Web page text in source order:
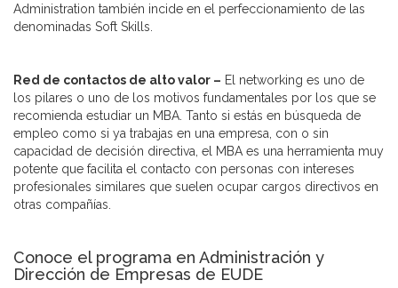
Administration también incide en el perfeccionamiento de las
denominadas Soft Skills.
Red de contactos de alto valor – El networking es uno de
los pilares o uno de los motivos fundamentales por los que se
recomienda estudiar un MBA. Tanto si estás en búsqueda de
empleo como si ya trabajas en una empresa, con o sin
capacidad de decisión directiva, el MBA es una herramienta muy
potente que facilita el contacto con personas con intereses
profesionales similares que suelen ocupar cargos directivos en
otras compañías.
Conoce el programa en Administración y
Dirección de Empresas de EUDE